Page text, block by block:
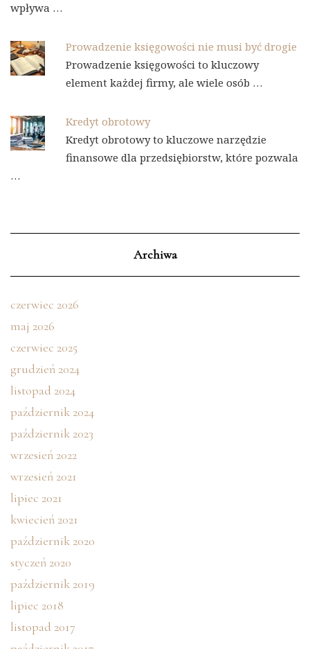
wpływa …
Prowadzenie księgowości nie musi być drogie
Prowadzenie księgowości to kluczowy
element każdej firmy, ale wiele osób …
Kredyt obrotowy
Kredyt obrotowy to kluczowe narzędzie
finansowe dla przedsiębiorstw, które pozwala
…
Archiwa
czerwiec 2026
maj 2026
czerwiec 2025
grudzień 2024
listopad 2024
październik 2024
październik 2023
wrzesień 2022
wrzesień 2021
lipiec 2021
kwiecień 2021
październik 2020
styczeń 2020
październik 2019
lipiec 2018
listopad 2017